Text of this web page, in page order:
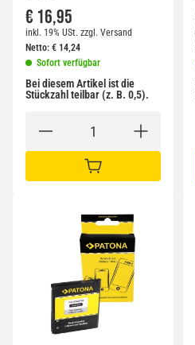
€ 16,95
inkl. 19% USt. zzgl. Versand
Netto: € 14,24
Sofort verfügbar
Bei diesem Artikel ist die
Stückzahl teilbar (z. B. 0,5).
IN DEN WARENKORB